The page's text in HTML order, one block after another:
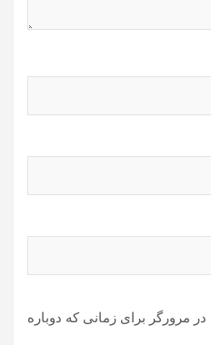
مرورگر برای زمانی که دوباره